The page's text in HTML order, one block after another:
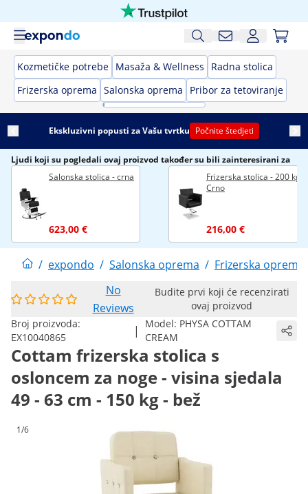
Kozmetičke potrebe Masaža & Wellness
Radna stolica
Frizerska oprema Salonska oprema Pribor za tetoviranje
Ekskluzivni popusti za Vašu tvrtku Počnite štedjeti
Ljudi koji su pogledali ovaj proizvod također su bili zainteresirani za
Salonska stolica - crna
623,00 €
Frizerska stolica - 200 kg -
Crno
216,00 €
/ expondo / Salonska oprema / Frizerska oprema
No
Reviews
Budite prvi koji će recenzirati
ovaj proizvod
Broj proizvoda:
EX10040865
| Model: PHYSA COTTAM
CREAM
Cottam frizerska stolica s
osloncem za noge - visina sjedala
49 - 63 cm - 150 kg - bež
1/6